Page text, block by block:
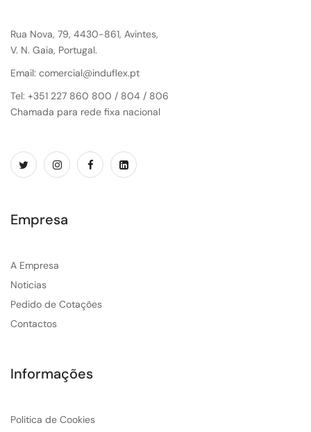
Rua Nova, 79, 4430-861, Avintes,
V. N. Gaia, Portugal.
Email: comercial@induflex.pt
Tel: +351 227 860 800 / 804 / 806
Chamada para rede fixa nacional
Empresa
A Empresa
Noticias
Pedido de Cotações
Contactos
Informações
Politica de Cookies